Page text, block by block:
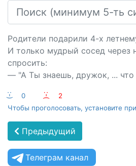
Родители подарили 4-х
И только мудрый сосед через
спросить:
— "А Ты знаешь, дружок, ... что
:-) 0 :-(
2
Чтобы проголосовать, установите
Предыдущий
Телеграм канал